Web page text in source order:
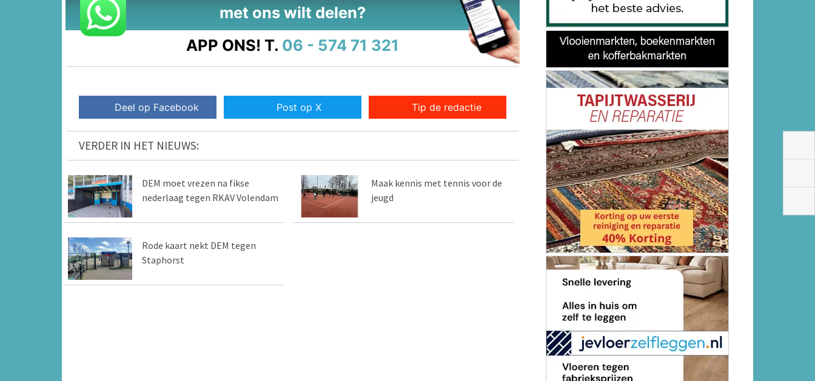
met ons wilt delen?
APP ONS! T. 06 - 574 71 321
Deel op Facebook Post op X Tip de redactie
VERDER IN HET NIEUWS:
DEM moet vrezen na fikse
nederlaag tegen RKAV Volendam
Maak kennis met tennis voor de
jeugd
Rode kaart nekt DEM tegen
Staphorst